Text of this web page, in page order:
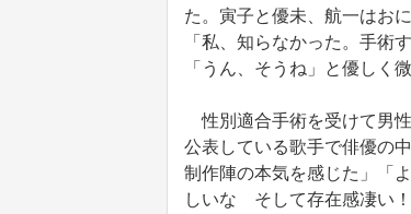
た。寅子と優未、航一はお
「私、知らなかった。手術
「うん、そうね」と優しく
性別適合手術を受けて男
公表している歌手で俳優の
制作陣の本気を感じた」「
しいな そして存在感凄い